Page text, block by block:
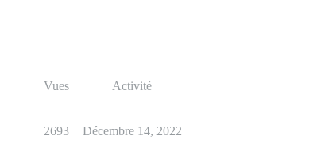
Vues Activité
2693 Décembre 14, 2022